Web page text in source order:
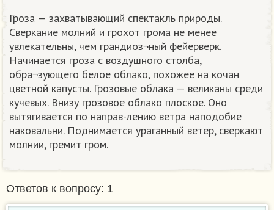
Гроза — захватывающий спектакль природы.
Сверкание молний и грохот грома не менее
увлекательны, чем грандиоз¬ный фейерверк.
Начинается гроза с воздушного столба,
обра¬зующего белое облако, похожее на кочан
цветной капусты. Грозовые облака — великаны среди
кучевых. Внизу грозовое облако плоское. Оно
вытягивается по направ-лению ветра наподобие
наковальни. Поднимается ураганный ветер, сверкают
молнии, гремит гром.
Ответов к вопросу: 1